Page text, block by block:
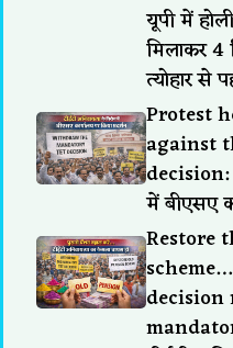
यूपी में
मिलाकर 4
त्योहार से
Protest
against
decision:
में बीएसए
Restore
decision